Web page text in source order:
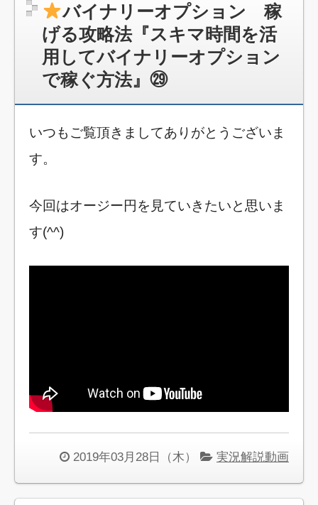
バイナリーオプション 稼
げる攻略法『スキマ時間を活
用してバイナリーオプション
で稼ぐ方法』㉙
いつもご覧頂きましてありがとうございま
す。
今回はオージー円を見ていきたいと思いま
す(^^)
2019年03月28日（木） 実況解説動画